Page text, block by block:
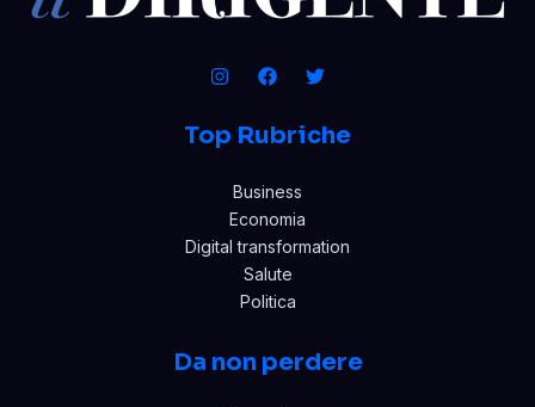
Top Rubriche
Business
Economia
Digital transformation
Salute
Politica
Da non perdere